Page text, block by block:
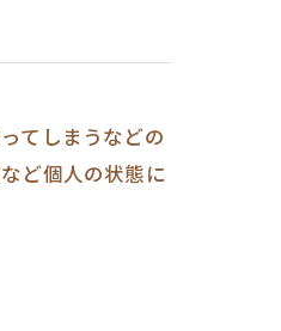
てしまうなどの
ど個人の状態に